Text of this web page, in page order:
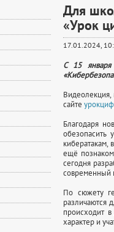
Для
«Урок
17.01.2024,
С 15
сайте
Благодаря
кибератакам,
ещё
сегодня
современный
По сюжету
различаются
происходит
характер и